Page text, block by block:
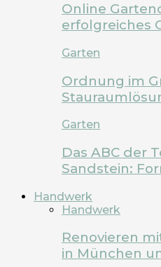
Online
erfolgreiches
Garten
Ordnung im
Garten
Das ABC der
Sandstein:
Handwerk
Handwerk
Renovieren
in München